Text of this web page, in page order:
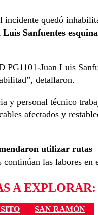
incidente quedó
Luis Sanfuentes
PG1101-Juan Luis
detallaron.
y personal técnico
afectados y
utilizar rutas
continúan las labores en
A EXPLORAR:
SAN RAMÓN